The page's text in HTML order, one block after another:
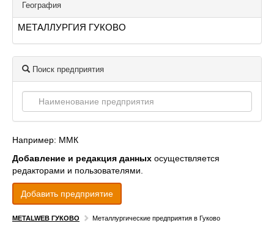
География
МЕТАЛЛУРГИЯ ГУКОВО
Поиск предприятия
Например: ММК
Добавление и редакция данных осуществляется
редакторами и пользователями.
Добавить предприятие
METALWEB ГУКОВО Металлургические предприятия в Гуково